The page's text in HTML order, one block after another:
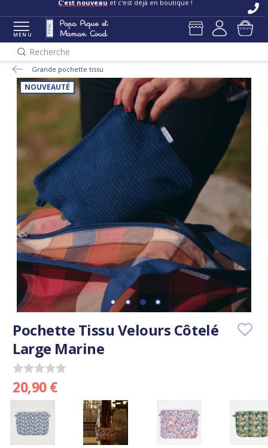
C'est nouveau et c'est déjà en boutique !
MENU
Recherche
Grande pochette tissu
NOUVEAUTÉ
Pochette Tissu Velours Côtelé
Large Marine
20,90 €